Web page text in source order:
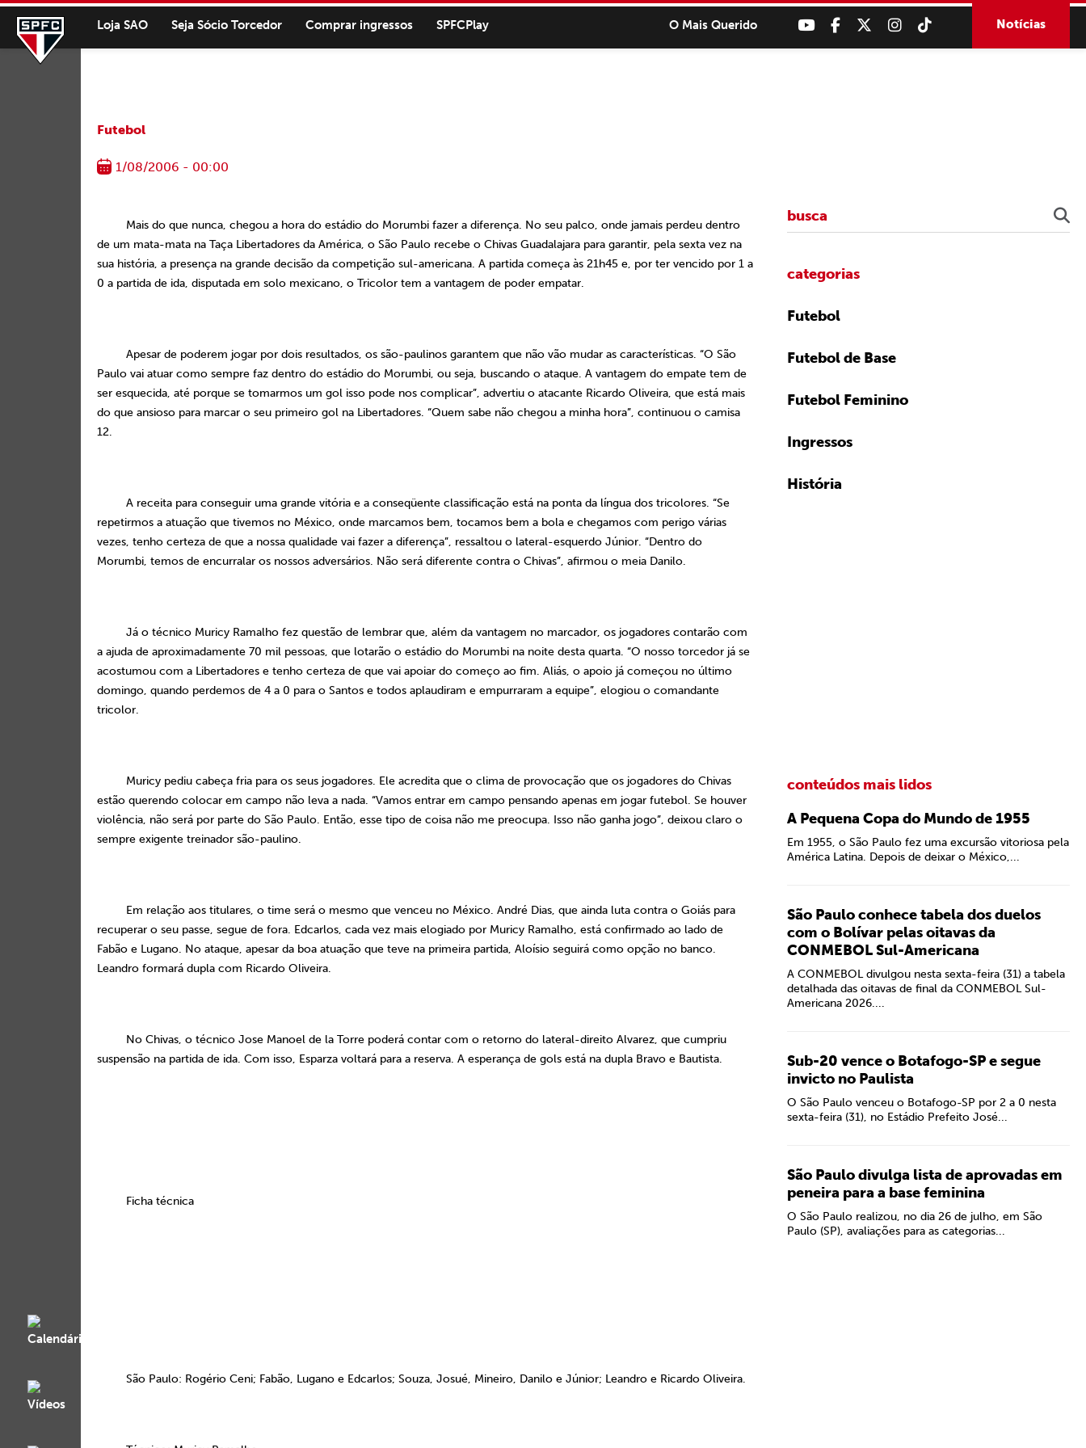
Loja SAO Seja Sócio Torcedor Comprar ingressos SPFCPlay O Mais Querido Notícias
Futebol
1/08/2006 - 00:00
Mais do que nunca, chegou a hora do estádio do Morumbi fazer a diferença. No seu palco, onde jamais perdeu dentro
de um mata-mata na Taça Libertadores da América, o São Paulo recebe o Chivas Guadalajara para garantir, pela sexta vez na
sua história, a presença na grande decisão da competição sul-americana. A partida começa às 21h45 e, por ter vencido por 1 a
0 a partida de ida, disputada em solo mexicano, o Tricolor tem a vantagem de poder empatar.
Apesar de poderem jogar por dois resultados, os são-paulinos garantem que não vão mudar as características. “O São
Paulo vai atuar como sempre faz dentro do estádio do Morumbi, ou seja, buscando o ataque. A vantagem do empate tem de
ser esquecida, até porque se tomarmos um gol isso pode nos complicar”, advertiu o atacante Ricardo Oliveira, que está mais
do que ansioso para marcar o seu primeiro gol na Libertadores. “Quem sabe não chegou a minha hora”, continuou o camisa
12.
A receita para conseguir uma grande vitória e a conseqüente classificação está na ponta da língua dos tricolores. “Se
repetirmos a atuação que tivemos no México, onde marcamos bem, tocamos bem a bola e chegamos com perigo várias
vezes, tenho certeza de que a nossa qualidade vai fazer a diferença”, ressaltou o lateral-esquerdo Júnior. “Dentro do
Morumbi, temos de encurralar os nossos adversários. Não será diferente contra o Chivas”, afirmou o meia Danilo.
Já o técnico Muricy Ramalho fez questão de lembrar que, além da vantagem no marcador, os jogadores contarão com
a ajuda de aproximadamente 70 mil pessoas, que lotarão o estádio do Morumbi na noite desta quarta. “O nosso torcedor já se
acostumou com a Libertadores e tenho certeza de que vai apoiar do começo ao fim. Aliás, o apoio já começou no último
domingo, quando perdemos de 4 a 0 para o Santos e todos aplaudiram e empurraram a equipe”, elogiou o comandante
tricolor.
Muricy pediu cabeça fria para os seus jogadores. Ele acredita que o clima de provocação que os jogadores do Chivas
estão querendo colocar em campo não leva a nada. “Vamos entrar em campo pensando apenas em jogar futebol. Se houver
violência, não será por parte do São Paulo. Então, esse tipo de coisa não me preocupa. Isso não ganha jogo”, deixou claro o
sempre exigente treinador são-paulino.
Em relação aos titulares, o time será o mesmo que venceu no México. André Dias, que ainda luta contra o Goiás para
recuperar o seu passe, segue de fora. Edcarlos, cada vez mais elogiado por Muricy Ramalho, está confirmado ao lado de
Fabão e Lugano. No ataque, apesar da boa atuação que teve na primeira partida, Aloísio seguirá como opção no banco.
Leandro formará dupla com Ricardo Oliveira.
No Chivas, o técnico Jose Manoel de la Torre poderá contar com o retorno do lateral-direito Alvarez, que cumpriu
suspensão na partida de ida. Com isso, Esparza voltará para a reserva. A esperança de gols está na dupla Bravo e Bautista.
Ficha técnica
São Paulo: Rogério Ceni; Fabão, Lugano e Edcarlos; Souza, Josué, Mineiro, Danilo e Júnior; Leandro e Ricardo Oliveira.
categorias
Futebol
Futebol de Base
Futebol Feminino
Ingressos
História
conteúdos mais lidos
A Pequena Copa do Mundo de 1955
Em 1955, o São Paulo fez uma excursão vitoriosa pela
América Latina. Depois de deixar o México,...
São Paulo conhece tabela dos duelos
com o Bolívar pelas oitavas da
CONMEBOL Sul-Americana
A CONMEBOL divulgou nesta sexta-feira (31) a tabela
detalhada das oitavas de final da CONMEBOL Sul-
Americana 2026....
Sub-20 vence o Botafogo-SP e segue
invicto no Paulista
O São Paulo venceu o Botafogo-SP por 2 a 0 nesta
sexta-feira (31), no Estádio Prefeito José...
São Paulo divulga lista de aprovadas em
peneira para a base feminina
O São Paulo realizou, no dia 26 de julho, em São
Paulo (SP), avaliações para as categorias...